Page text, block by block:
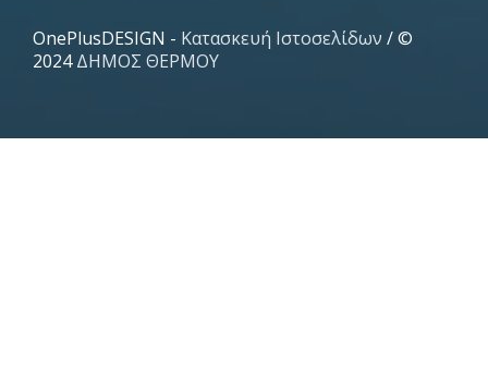
OnePlusDESIGN - Κατασκευή Ιστοσελίδων / ©
2024ΔΗΜΟΣ ΘΕΡΜΟΥ